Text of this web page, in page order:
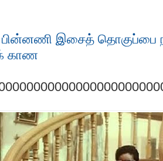
பின்னணி இசைத் தொகுப்பை
காண